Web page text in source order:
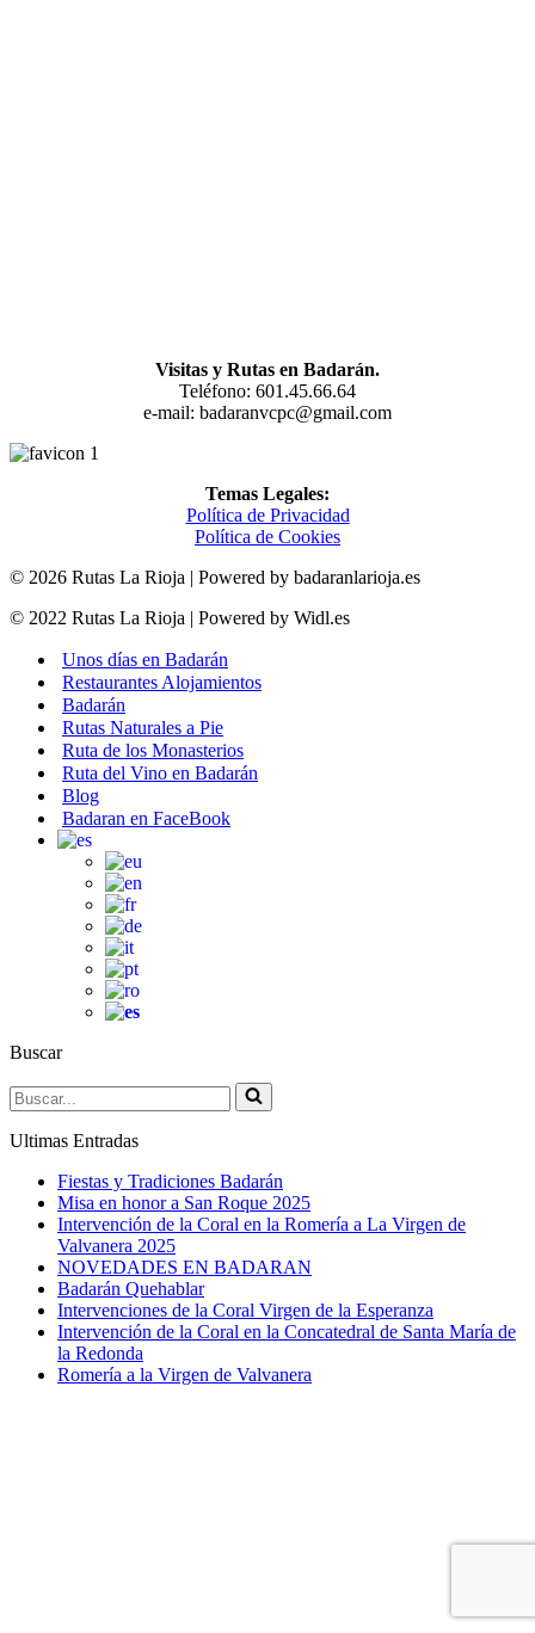
Visitas y Rutas en Badarán.
Teléfono: 601.45.66.64
e-mail: badaranvcpc@gmail.com
Temas Legales:
Política de Privacidad
Política de Cookies
© 2026 Rutas La Rioja | Powered by badaranlarioja.es
© 2022 Rutas La Rioja | Powered by Widl.es
Unos días en Badarán
Restaurantes Alojamientos
Badarán
Rutas Naturales a Pie
Ruta de los Monasterios
Ruta del Vino en Badarán
Blog
Badaran en FaceBook
Buscar
Buscar...
Ultimas Entradas
Fiestas y Tradiciones Badarán
Misa en honor a San Roque 2025
Intervención de la Coral en la Romería a La Virgen de
Valvanera 2025
NOVEDADES EN BADARAN
Badarán Quehablar
Intervenciones de la Coral Virgen de la Esperanza
Intervención de la Coral en la Concatedral de Santa María de
la Redonda
Romería a la Virgen de Valvanera